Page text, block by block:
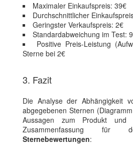
Maximaler Einkaufspreis: 39€
Durchschnittlicher
Geringster Verkaufspreis: 2€
Standardabweichung im Test:
Positive Preis-Leistung
Sterne bei 2€
3. Fazit
Die Analyse der Abhängigkeit
abgegebenen Sternen
Aussagen zum Produkt und
Zusammenfassung
Sternebewertungen: